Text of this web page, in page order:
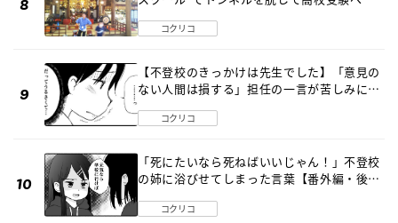
コクリコ
【不登校のきっかけは先生でした】「意見の
ない人間は損する」担任の一言が苦しみに…
コクリコ
「死にたいなら死ねばいいじゃん！」不登校
の姉に浴びせてしまった言葉【番外編・後
コクリコ